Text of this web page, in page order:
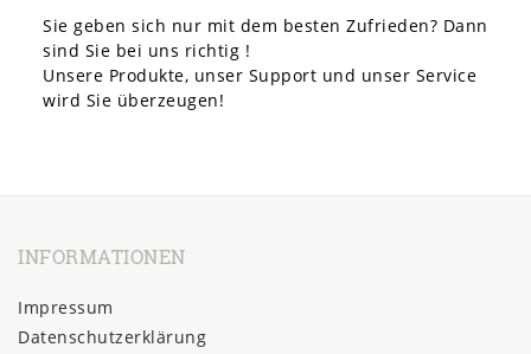
Sie geben sich nur mit dem besten Zufrieden? Dann
sind Sie bei uns richtig !
Unsere Produkte, unser Support und unser Service
wird Sie überzeugen!
INFORMATIONEN
Impressum
Daten­schutz­erklärung